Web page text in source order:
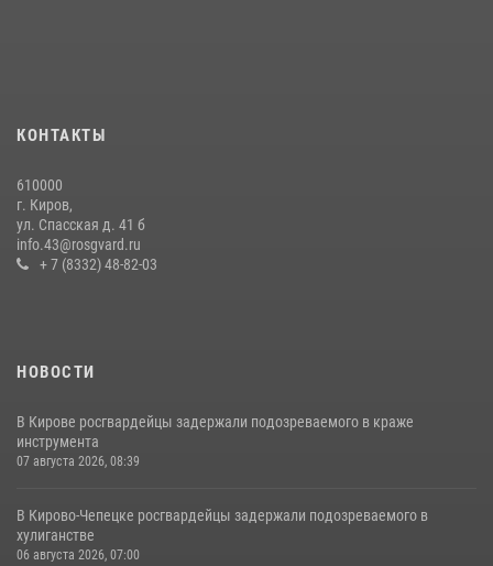
молодоженов
Кировские росгвардейцы задержали неоднократно судимую
гражданку, подозреваемую в краже
21 июля 2026, 08:20
КОНТАКТЫ
610000
г. Киров,
ул. Спасская д. 41 б
info.43@rosgvard.ru
+ 7 (8332) 48-82-03
НОВОСТИ
В Кирове росгвардейцы задержали подозреваемого в краже
инструмента
07 августа 2026, 08:39
В Кирово-Чепецке росгвардейцы задержали подозреваемого в
хулиганстве
06 августа 2026, 07:00